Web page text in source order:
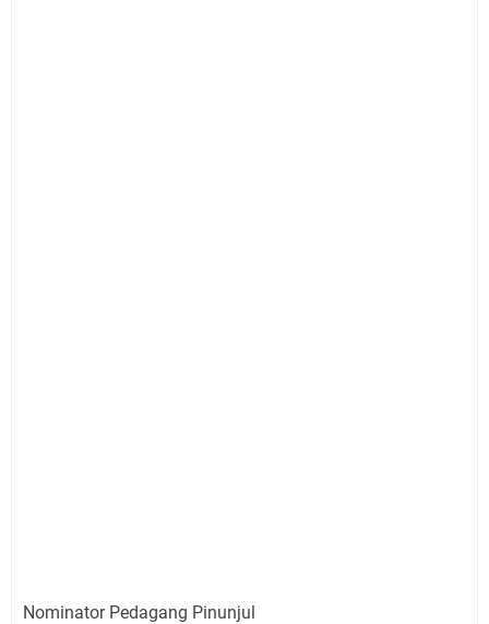
Nominator Pedagang Pinunjul